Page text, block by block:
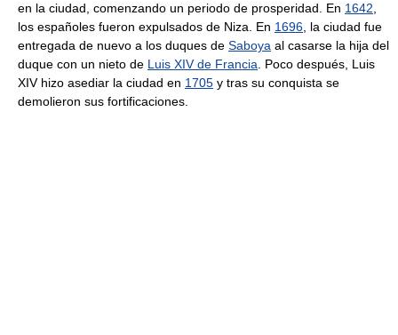
en la ciudad, comenzando un periodo de prosperidad. En 1642
los españoles fueron expulsados de Niza. En 1696 , la ciudad fue
entregada de nuevo a los duques de Saboya al casarse la hija del
duque con un nieto de Luis XIV de Francia . Poco después, Luis
XIV hizo asediar la ciudad en 1705 y tras su conquista se
demolieron sus fortificaciones.